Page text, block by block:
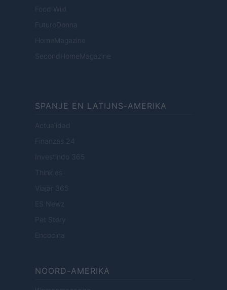
Food Wiki
FuturoDonna
HomeMagazine
SecondHomeMagazine
SPANJE EN LATIJNS-AMERIKA
Actualidad
Finanzas 24
Investindo 365
Think.es
Viajar 365
ES Newz
Pet Story
Encocina
NOORD-AMERIKA